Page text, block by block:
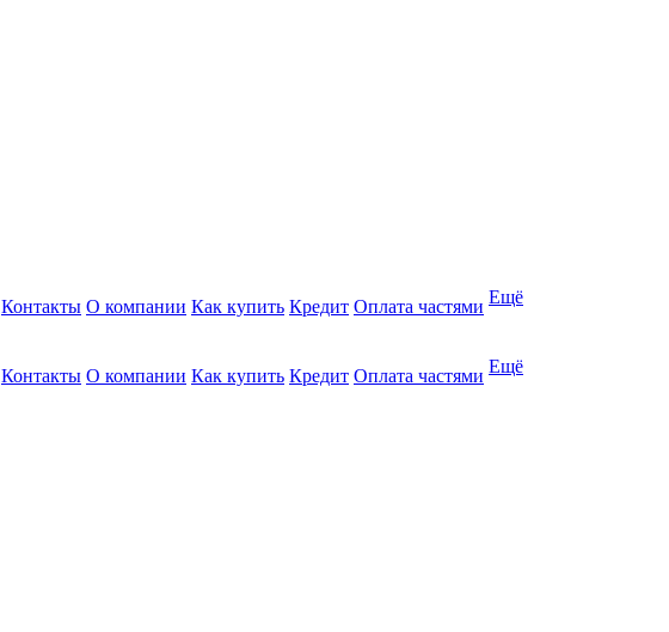
Контакты О компании Как купить Кредит Оплата частями Ещё
Контакты О компании Как купить Кредит Оплата частями Ещё